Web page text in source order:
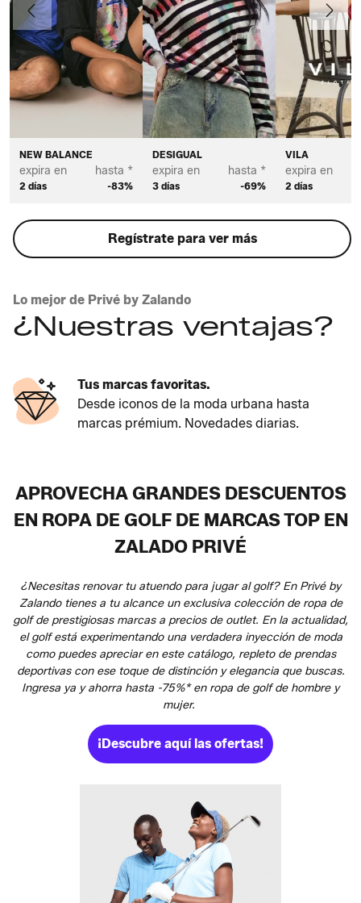
NEW BALANCE
expira en
2 días
hasta *
-83%
DESIGUAL
expira en
3 días
hasta *
-69%
VILA
expira en
2 días
Anteriormente
Regístrate para ver más
Lo mejor de Privé by Zalando
¿Nuestras ventajas?
Tus marcas favoritas.
Desde iconos de la moda urbana hasta
marcas prémium. Novedades diarias.
APROVECHA GRANDES DESCUENTOS
EN ROPA DE GOLF DE MARCAS TOP EN
ZALADO PRIVÉ
¿Necesitas renovar tu atuendo para jugar al golf? En Privé by
Zalando tienes a tu alcance un exclusiva colección de ropa de
golf de prestigiosas marcas a precios de outlet. En la actualidad,
el golf está experimentando una verdadera inyección de moda
como puedes apreciar en este catálogo, repleto de prendas
deportivas con ese toque de distinción y elegancia que buscas.
Ingresa ya y ahorra hasta -75%* en ropa de golf de hombre y
mujer.
¡Descubre aquí las ofertas!